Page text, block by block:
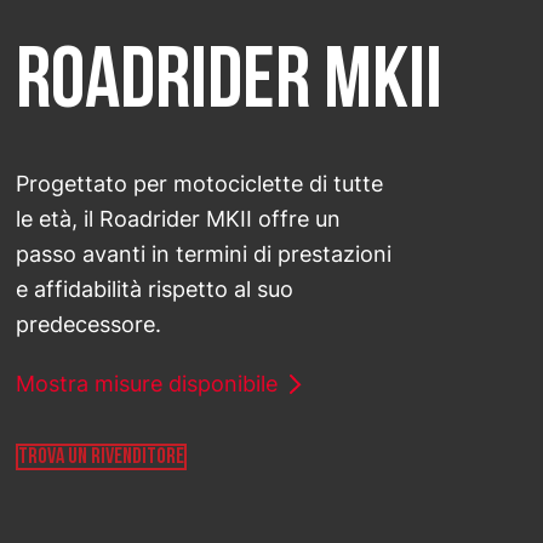
ROADRIDER MKII
Progettato per motociclette di tutte
le età, il Roadrider MKII offre un
passo avanti in termini di prestazioni
e affidabilità rispetto al suo
predecessore.
Mostra misure disponibile
TROVA UN RIVENDITORE